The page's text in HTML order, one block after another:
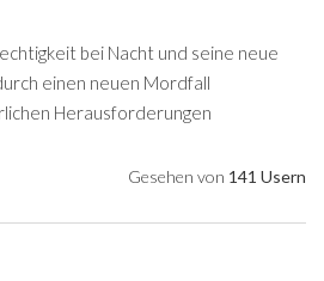
bei Nacht und seine neue
einen neuen Mordfall
Herausforderungen
Gesehen von 141 Usern